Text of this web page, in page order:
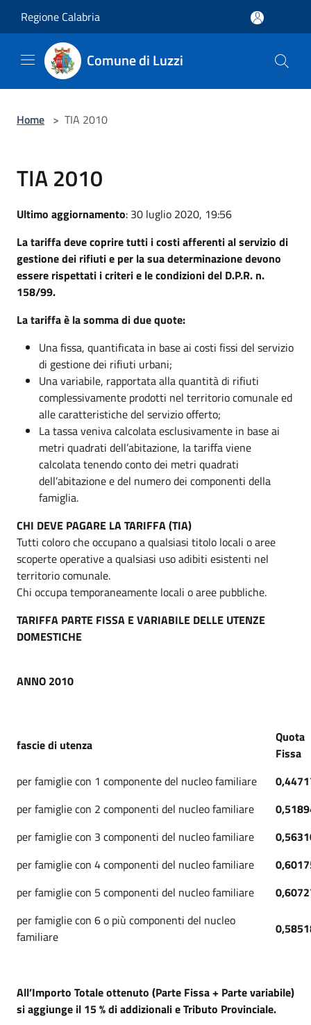
Regione Calabria
Comune di Luzzi
Home > TIA 2010
TIA 2010
Ultimo aggiornamento: 30 luglio 2020, 19:56
La tariffa deve coprire tutti i costi afferenti al servizio di
gestione dei rifiuti e per la sua determinazione devono
essere rispettati i criteri e le condizioni del D.P.R. n.
158/99.
La tariffa è la somma di due quote:
Una fissa, quantificata in base ai costi fissi del servizio
di gestione dei rifiuti urbani;
Una variabile, rapportata alla quantità di rifiuti
complessivamente prodotti nel territorio comunale ed
alle caratteristiche del servizio offerto;
La tassa veniva calcolata esclusivamente in base ai
metri quadrati dell’abitazione, la tariffa viene
calcolata tenendo conto dei metri quadrati
dell’abitazione e del numero dei componenti della
famiglia.
CHI DEVE PAGARE LA TARIFFA (TIA)
Tutti coloro che occupano a qualsiasi titolo locali o aree
scoperte operative a qualsiasi uso adibiti esistenti nel
territorio comunale.
Chi occupa temporaneamente locali o aree pubbliche.
TARIFFA PARTE FISSA E VARIABILE DELLE UTENZE
DOMESTICHE
ANNO 2010
fascie di utenza
Quota
Fissa
per famiglie con 1 componente del nucleo familiare
per famiglie con 2 componenti del nucleo familiare
per famiglie con 3 componenti del nucleo familiare
per famiglie con 4 componenti del nucleo familiare
per famiglie con 5 componenti del nucleo familiare
per famiglie con 6 o più componenti del nucleo
familiare
All’Importo Totale ottenuto (Parte Fissa + Parte variabile)
si aggiunge il 15 % di addizionali e Tributo Provinciale.